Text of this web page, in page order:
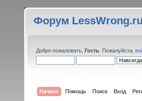
Форум LessWrong.ru
Добро пожаловать, Гость . Пожалуйста,
Начало Помощь Поиск Вход